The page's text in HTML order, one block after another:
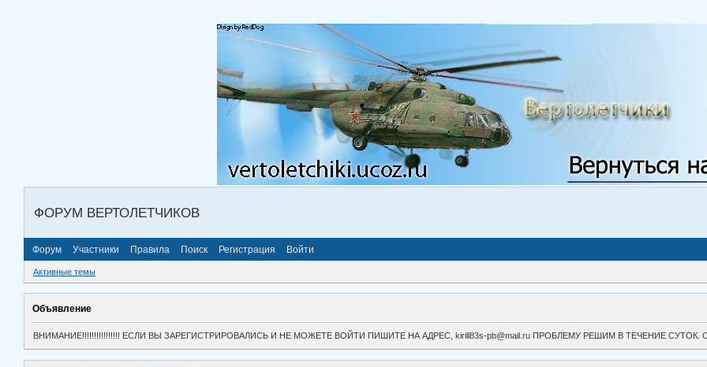
ФОРУМ ВЕРТОЛЕТЧИКОВ
Форум Участники Правила Поиск Регистрация Войти
Активные темы
Объявление
ВНИМАНИЕ!!!!!!!!!!!!!!!! ЕСЛИ ВЫ ЗАРЕГИСТРИРОВАЛИСЬ И НЕ МОЖЕТЕ ВОЙТИ ПИШИТЕ НА АДРЕС, kirill83s-pb@mail.ru ПРОБЛЕМУ РЕШИМ В ТЕЧЕНИЕ